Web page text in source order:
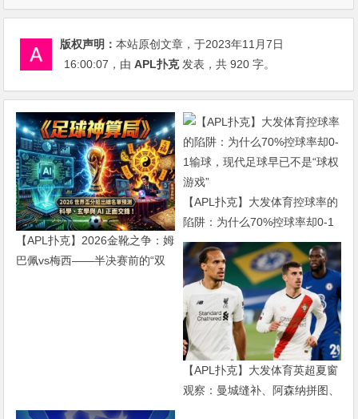
版权声明：本站原创文章，于2023年11月7日
16:00:07 ，由APL扑克发表，共 920 字。
【APL扑克】2026金靴之争：姆
巴佩vs梅西——半决赛前的“双
【APL扑克】大发体育控球率的
陷阱：为什么70%控球率却0-1
输球，现代足球早已不是“球权
游戏”
【APL扑克】大发体育英超夏窗
观察：曼城缝补、阿森纳拼图、